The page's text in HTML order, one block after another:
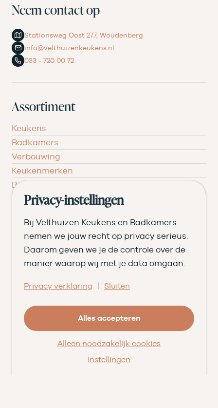
Neem contact op
Stationsweg Oost 277, Woudenberg
info@velthuizenkeukens.nl
033 - 720 00 72
Assortiment
Keukens
Badkamers
Verbouwing
Keukenmerken
Badkamermerken
Inspiratie
Verken jouw keuken
Stel jouw keuken samen
Begroot jouw badkamer
Ontvang het magazine
Ons verhaal
Geschiedenis
Team
Privacy-instellingen
Bij Velthuizen Keukens en Badkamers
nemen we jouw recht op privacy serieus.
Daarom geven we je de controle over de
manier waarop wij met je data omgaan.
Privacy verklaring | Sluiten
Alles accepteren
Alleen noodzakelijk cookies
Instellingen